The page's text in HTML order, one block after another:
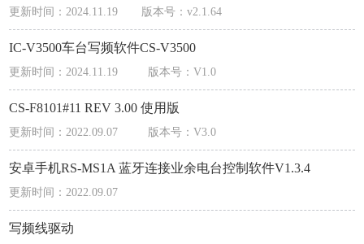
更新时间：2024.11.19 版本号：v2.1.64
IC-V3500车台写频软件CS-V3500
更新时间：2024.11.19 版本号：V1.0
CS-F8101#11 REV 3.00 使用版
更新时间：2022.09.07 版本号：V3.0
安卓手机RS-MS1A 蓝牙连接业余电台控制软件V1.3.4
更新时间：2022.09.07
写频线驱动